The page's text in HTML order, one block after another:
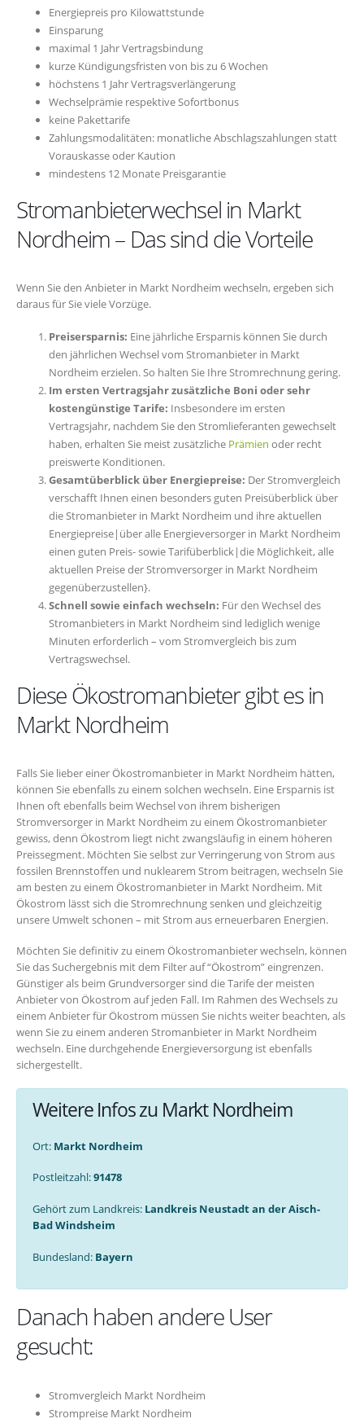
Energiepreis pro Kilowattstunde
Einsparung
maximal 1 Jahr Vertragsbindung
kurze Kündigungsfristen von bis zu 6 Wochen
höchstens 1 Jahr Vertragsverlängerung
Wechselprämie respektive Sofortbonus
keine Pakettarife
Zahlungsmodalitäten: monatliche Abschlagszahlungen statt
Vorauskasse oder Kaution
mindestens 12 Monate Preisgarantie
Stromanbieterwechsel in Markt
Nordheim – Das sind die Vorteile
Wenn Sie den Anbieter in Markt Nordheim wechseln, ergeben sich
daraus für Sie viele Vorzüge.
Preisersparnis: Eine jährliche Ersparnis können Sie durch
den jährlichen Wechsel vom Stromanbieter in Markt
Nordheim erzielen. So halten Sie Ihre Stromrechnung gering.
Im ersten Vertragsjahr zusätzliche Boni oder sehr
kostengünstige Tarife: Insbesondere im ersten
Vertragsjahr, nachdem Sie den Stromlieferanten gewechselt
haben, erhalten Sie meist zusätzliche Prämien oder recht
preiswerte Konditionen.
Gesamtüberblick über Energiepreise: Der Stromvergleich
verschafft Ihnen einen besonders guten Preisüberblick über
die Stromanbieter in Markt Nordheim und ihre aktuellen
Energiepreise|über alle Energieversorger in Markt Nordheim
einen guten Preis- sowie Tarifüberblick|die Möglichkeit, alle
aktuellen Preise der Stromversorger in Markt Nordheim
gegenüberzustellen}.
Schnell sowie einfach wechseln: Für den Wechsel des
Stromanbieters in Markt Nordheim sind lediglich wenige
Minuten erforderlich – vom Stromvergleich bis zum
Vertragswechsel.
Diese Ökostromanbieter gibt es in
Markt Nordheim
Falls Sie lieber einer Ökostromanbieter in Markt Nordheim hätten,
können Sie ebenfalls zu einem solchen wechseln. Eine Ersparnis ist
Ihnen oft ebenfalls beim Wechsel von ihrem bisherigen
Stromversorger in Markt Nordheim zu einem Ökostromanbieter
gewiss, denn Ökostrom liegt nicht zwangsläufig in einem höheren
Preissegment. Möchten Sie selbst zur Verringerung von Strom aus
fossilen Brennstoffen und nuklearem Strom beitragen, wechseln Sie
am besten zu einem Ökostromanbieter in Markt Nordheim. Mit
Ökostrom lässt sich die Stromrechnung senken und gleichzeitig
unsere Umwelt schonen – mit Strom aus erneuerbaren Energien.
Möchten Sie definitiv zu einem Ökostromanbieter wechseln, können
Sie das Suchergebnis mit dem Filter auf “Ökostrom” eingrenzen.
Günstiger als beim Grundversorger sind die Tarife der meisten
Anbieter von Ökostrom auf jeden Fall. Im Rahmen des Wechsels zu
einem Anbieter für Ökostrom müssen Sie nichts weiter beachten, als
wenn Sie zu einem anderen Stromanbieter in Markt Nordheim
wechseln. Eine durchgehende Energieversorgung ist ebenfalls
sichergestellt.
Weitere Infos zu Markt Nordheim
Ort: Markt Nordheim
Postleitzahl:91478
Gehört zum Landkreis: Landkreis Neustadt an der Aisch-
Bad Windsheim
Bundesland: Bayern
Danach haben andere User
gesucht:
Stromvergleich Markt Nordheim
Strompreise Markt Nordheim